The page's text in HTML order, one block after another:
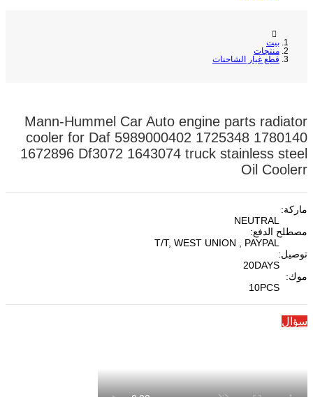
بيت
منتجات
قطع غيار الشاحنات
Mann-Hummel Car Auto engine parts radiator
cooler for Daf 5989000402 1725348 1780140
1672896 Df3072 1643074 truck stainless steel
Oil Coolerr
ماركة:
NEUTRAL
مصطلح الدفع:
T/T, WEST UNION , PAYPAL
توصيل:
20DAYS
موك:
10PCS
سؤال